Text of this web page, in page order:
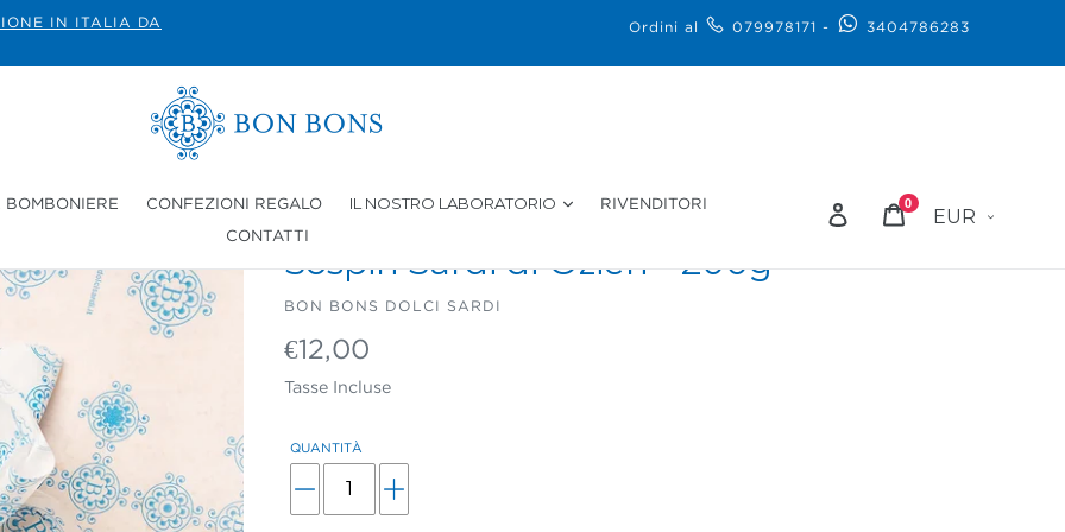
IN ITALIA DA
Ordini al 079978171 - 3404786283
BOMBONIERE CONFEZIONI REGALO IL NOSTRO LABORATORIO
RIVENDITORI
CONTATTI
Accedi Carrello
0
Sospiri Sardi di Ozieri - 200g
VENDITORE
BON BONS DOLCI SARDI
Prezzo
di
listino
€12,00
Tasse Incluse
QUANTITÀ